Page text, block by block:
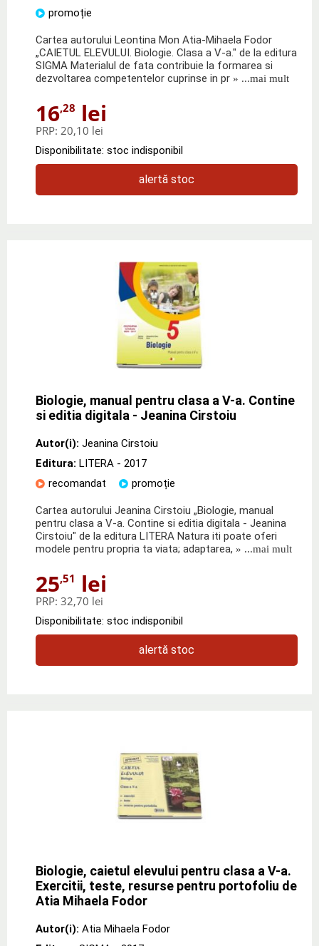
promoție
Cartea autorului Leontina Mon Atia-Mihaela Fodor
„CAIETUL ELEVULUI. Biologie. Clasa a V-a." de la editura
SIGMA Materialul de fata contribuie la formarea si
dezvoltarea competentelor cuprinse in pr » ...mai mult
16,28 lei
PRP: 20,10 lei
Disponibilitate: stoc indisponibil
alertă stoc
Biologie, manual pentru clasa a V-a. Contine
si editia digitala - Jeanina Cirstoiu
Autor(i): Jeanina Cirstoiu
Editura: LITERA - 2017
recomandat
promoție
Cartea autorului Jeanina Cirstoiu „Biologie, manual
pentru clasa a V-a. Contine si editia digitala - Jeanina
Cirstoiu" de la editura LITERA Natura iti poate oferi
modele pentru propria ta viata; adaptarea, » ...mai mult
25,51 lei
PRP: 32,70 lei
Disponibilitate: stoc indisponibil
alertă stoc
Biologie, caietul elevului pentru clasa a V-a.
Exercitii, teste, resurse pentru portofoliu de
Atia Mihaela Fodor
Autor(i): Atia Mihaela Fodor